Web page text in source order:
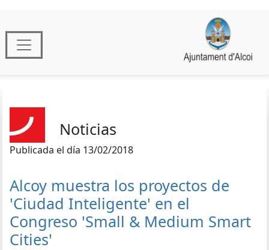
Noticias
Publicada el día 13/02/2018
Alcoy muestra los proyectos de
'Ciudad Inteligente' en el
Congreso 'Small & Medium Smart
Cities'